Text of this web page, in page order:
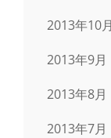
2013年10月
2013年9月
2013年8月
2013年7月